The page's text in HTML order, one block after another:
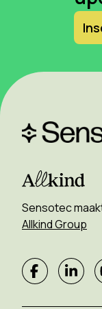
Sensotec
Allkind Group